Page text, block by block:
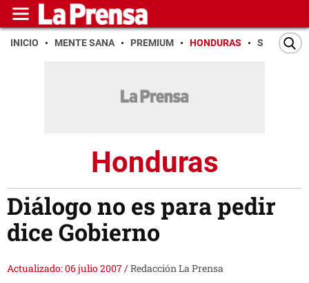
INICIO MENTE SANA PREMIUM HONDURAS SAN PEDRO
Honduras
Diálogo no es para pedir
dice Gobierno
Actualizado: 06 julio 2007/Redacción La Prensa